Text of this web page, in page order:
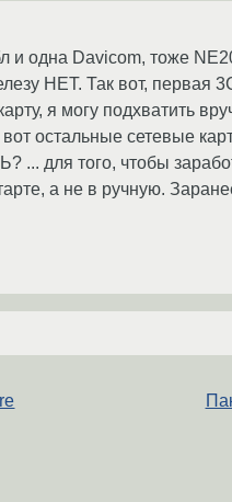
одна Davicom, тоже
НЕТ. Так вот, первая
я могу подхватить
остальные сетевые
для того, чтобы
а не в ручную.